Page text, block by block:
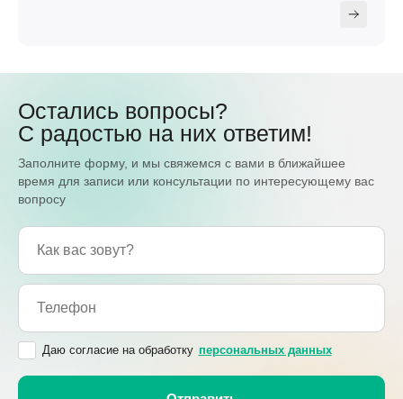
Остались вопросы?
С радостью на них ответим!
Заполните форму, и мы свяжемся с вами в ближайшее
время для записи или консультации по интересующему вас
вопросу
Даю согласие на обработку персональных данных